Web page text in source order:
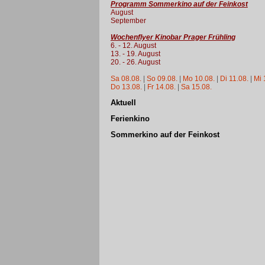
Programm Sommerkino auf der Feinkost
August
September
Wochenflyer Kinobar Prager Frühling
6. - 12. August
13. - 19. August
20. - 26. August
Sa 08.08. | So 09.08. | Mo 10.08. | Di 11.08. | Mi
Do 13.08. | Fr 14.08. | Sa 15.08.
Aktuell
Ferienkino
Sommerkino auf der Feinkost